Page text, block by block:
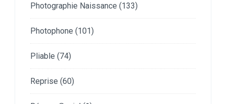
Photographie Naissance (133)
Photophone (101)
Pliable (74)
Reprise (60)